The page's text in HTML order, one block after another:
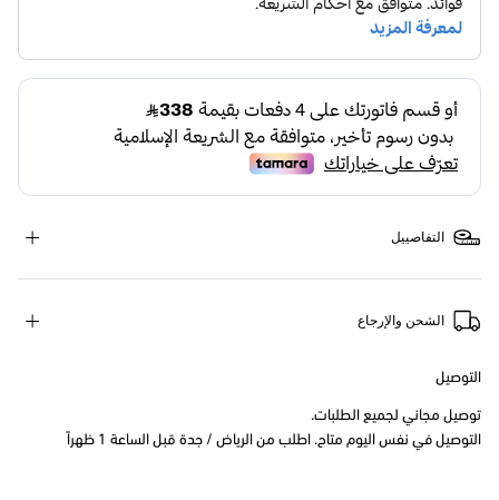
التفاصييل
الشحن والإرجاع
التوصيل
توصيل مجاني لجميع الطلبات.
التوصيل في نفس اليوم متاح. اطلب من الرياض / جدة قبل الساعة 1 ظهراً